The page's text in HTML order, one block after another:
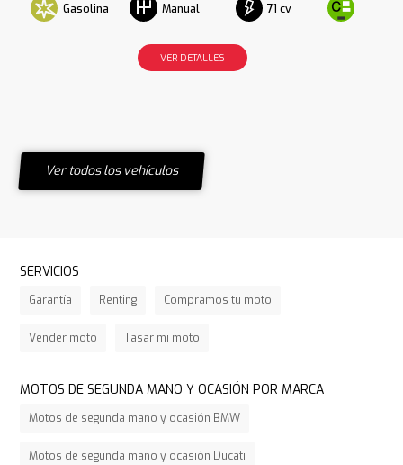
Gasolina Manual 71 cv
VER DETALLES
Ver todos los vehículos
SERVICIOS
Garantía Renting Compramos tu moto
Vender moto Tasar mi moto
MOTOS DE SEGUNDA MANO Y OCASIÓN POR MARCA
Motos de segunda mano y ocasión BMW
Motos de segunda mano y ocasión Ducati